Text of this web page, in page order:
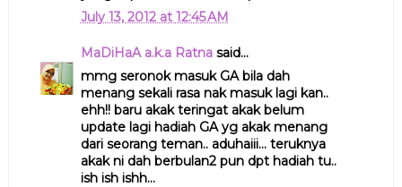
July 13, 2012 at 12:45 AM
MaDiHaA a.k.a Ratnasaid...
mmg seronok masuk GA bila dah
menang sekali rasa nak masuk lagi kan..
ehh!! baru akak teringat akak belum
update lagi hadiah GA yg akak menang
dari seorang teman.. aduhaiii... teruknya
akak ni dah berbulan2 pun dpt hadiah tu..
ish ish ishh...